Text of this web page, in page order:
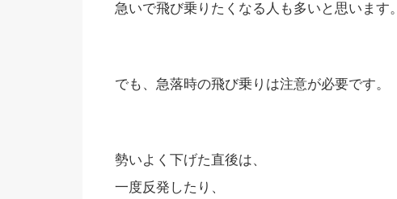
急いで飛び乗りたくなる人も多いと思います。
でも、急落時の飛び乗りは注意が必要です。
勢いよく下げた直後は、
一度反発したり、